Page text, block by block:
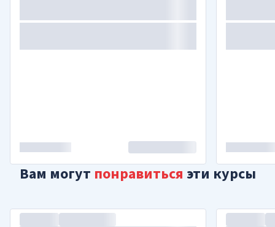
Вам могут понравиться эти курсы